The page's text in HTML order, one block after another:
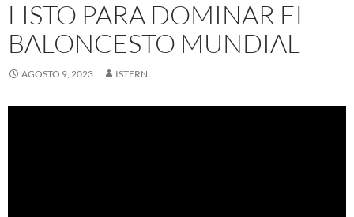
LISTO PARA DOMINAR EL
BALONCESTO MUNDIAL
AGOSTO 9, 2023 ISTERN